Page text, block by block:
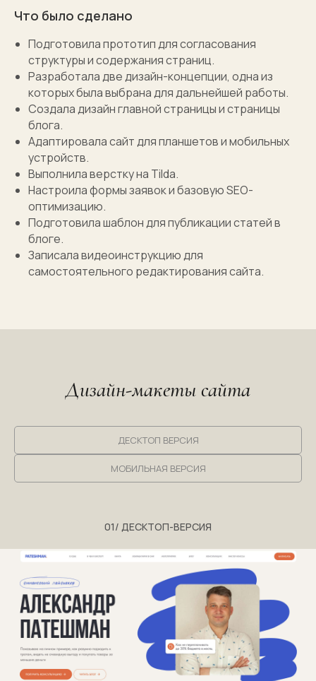
Что было сделано
Подготовила прототип для согласования
структуры и содержания страниц.
Разработала две дизайн-концепции, одна из
которых была выбрана для дальнейшей работы.
Создала дизайн главной страницы и страницы
блога.
Адаптировала сайт для планшетов и мобильных
устройств.
Выполнила верстку на Tilda.
Настроила формы заявок и базовую SEO-
оптимизацию.
Подготовила шаблон для публикации статей в
блоге.
Записала видеоинструкцию для
самостоятельного редактирования сайта.
Дизайн-макеты сайта
ДЕСКТОП ВЕРСИЯ
МОБИЛЬНАЯ ВЕРСИЯ
01/ ДЕСКТОП-ВЕРСИЯ